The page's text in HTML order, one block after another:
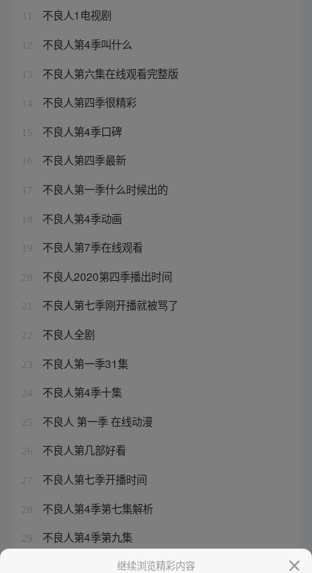
不良人1电视剧
12 不良人第4季叫什么
13 不良人第六集在线观看完整版
14 不良人第四季很精彩
15 不良人第4季口碑
16 不良人第四季最新
17 不良人第一季什么时候出的
18 不良人第4季动画
19 不良人第7季在线观看
20 不良人2020第四季播出时间
21 不良人第七季刚开播就被骂了
22 不良人全剧
23 不良人第一季31集
24 不良人第4季十集
25 不良人 第一季 在线动漫
26 不良人第几部好看
27 不良人第七季开播时间
28 不良人第4季第七集解析
29 不良人第4季第九集
不良人第几季了最新继续浏览精彩内容